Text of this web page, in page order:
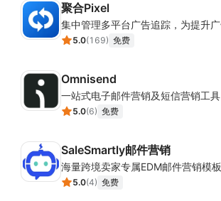
聚合Pixel
5.0(169) 免费
Omnisend
一站式电子邮件营销及短信营销工具
5.0(6) 免费
SaleSmartly邮件营销
5.0(4) 免费